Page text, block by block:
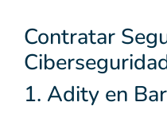
Contratar
1. Adity en